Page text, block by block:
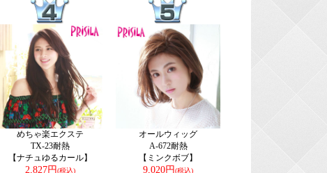
めちゃ楽エクステ
TX-23耐熱
【ナチュゆるカール】
2,827円(税込)
オールウィッグ
A-672耐熱
【ミンクボブ】
9,020円(税込)